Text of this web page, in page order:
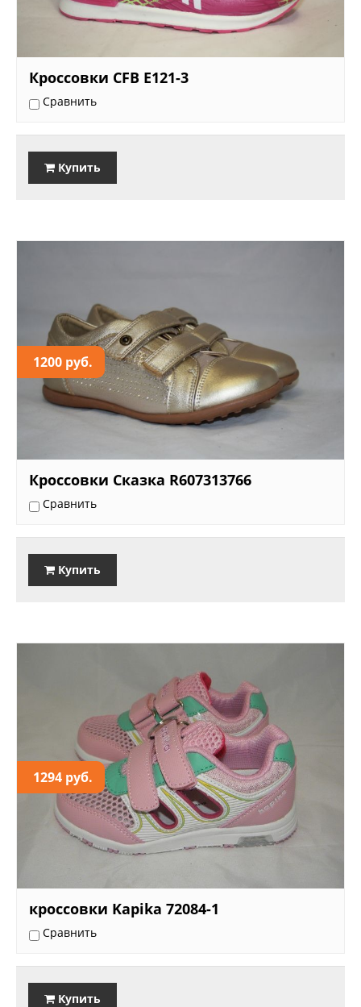
Кроссовки CFB E121-3
Сравнить
Купить
1200 руб.
Кроссовки Сказка R607313766
Сравнить
Купить
1294 руб.
кроссовки Kapika 72084-1
Сравнить
Купить